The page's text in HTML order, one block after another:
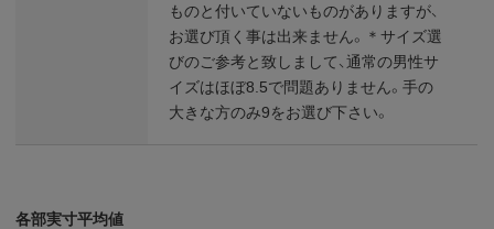
ものと付いていないものがありますが、
お選び頂く事は出来ません。＊サイズ選
びのご参考と致しまして、通常の男性サ
イズはほぼ8.5で問題ありません。手の
大きな方のみ9をお選び下さい。
各部実寸平均値